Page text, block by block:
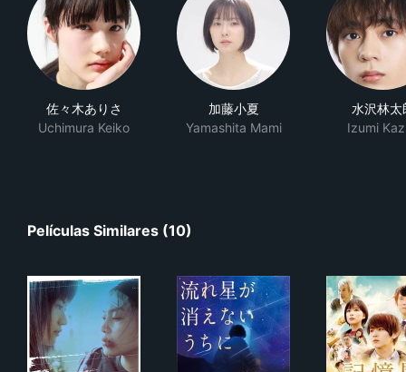
佐々木ありさ
Uchimura Keiko
加藤小夏
Yamashita Mami
水沢林太
Izumi
Películas Similares (10)